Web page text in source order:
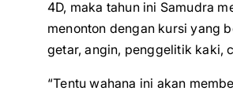
4D, maka tahun ini Samudra
menonton dengan kursi yang
getar, angin, penggelitik kaki,
“Tentu wahana ini akan